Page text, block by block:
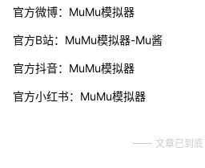
官方微博：MuMu模拟器
官方B站：MuMu模拟器-Mu酱
官方抖音：MuMu模拟器
官方小红书：MuMu模拟器
文章已到底